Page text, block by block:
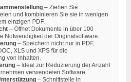
– Ziehen Sie
und kombinieren Sie sie in wenigen
einzigen PDF.
– Öffnet Dokumente in über 100
Notwendigkeit der Originalsoftware.
– Speichern nicht nur in PDF,
XLS und XPS für die
von Inhalten.
– Ideal zur Reduzierung der Anzahl
verwendeten Software.
– Schnittstelle in